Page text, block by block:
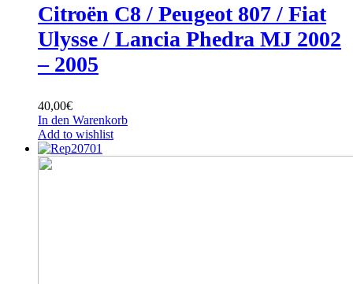
Citroën C8 / Peugeot 807 / Fiat
Ulysse / Lancia Phedra MJ 2002
– 2005
40,00€
In den Warenkorb
Add to wishlist